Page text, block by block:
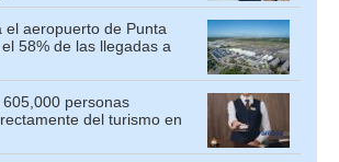
el aeropuerto de Punta
58% de las llegadas a
personas
del turismo en